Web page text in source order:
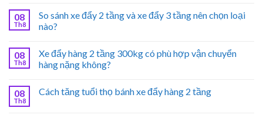
08
Th8
So sánh xe đẩy 2 tầng và xe đẩy 3 tầng nên chọn loại
nào?
08
Th8
Xe đẩy hàng 2 tầng 300kg có phù hợp vận chuyển
hàng nặng không?
08
Th8
Cách tăng tuổi thọ bánh xe đẩy hàng 2 tầng